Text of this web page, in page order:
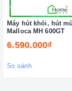
Máy hút khói, hút
Malloca MH 600GT
6.590.000₫
So sánh